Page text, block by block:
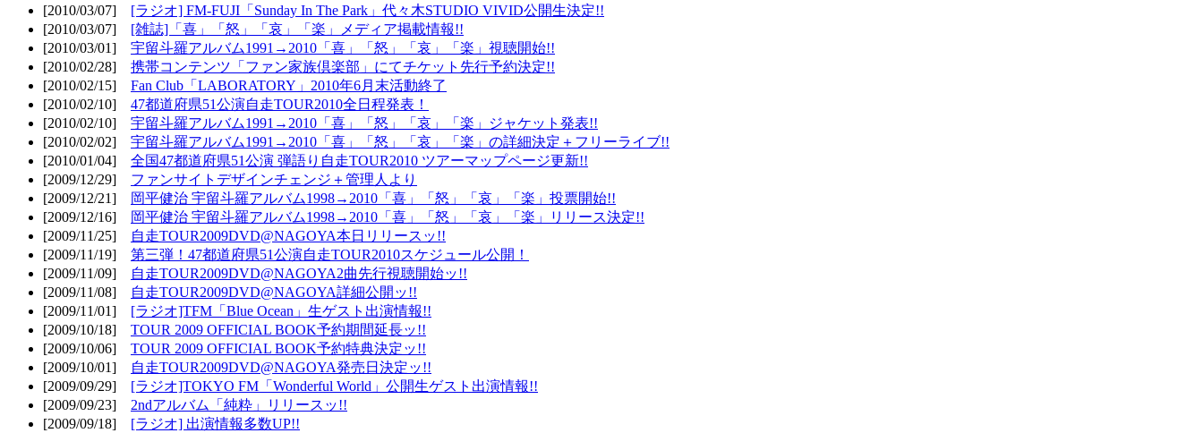
[2010/03/07] [ラジオ] FM-FUJI「Sunday In The Park」代々木STUDIO VIVID公開生決定!!
[2010/03/07] [雑誌]「喜」「怒」「哀」「楽」メディア掲載情報!!
[2010/03/01] 宇留斗羅アルバム1991→2010「喜」「怒」「哀」「楽」視聴開始!!
[2010/02/28] 携帯コンテンツ「ファン家族倶楽部」にてチケット先行予約決定!!
[2010/02/15] Fan Club「LABORATORY」2010年6月末活動終了
[2010/02/10] 47都道府県51公演自走TOUR2010全日程発表！
[2010/02/10] 宇留斗羅アルバム1991→2010「喜」「怒」「哀」「楽」ジャケット発表!!
[2010/02/02] 宇留斗羅アルバム1991→2010「喜」「怒」「哀」「楽」の詳細決定＋フリーライブ!!
[2010/01/04] 全国47都道府県51公演 弾語り自走TOUR2010 ツアーマップページ更新!!
[2009/12/29] ファンサイトデザインチェンジ＋管理人より
[2009/12/21]
岡平健治 宇留斗羅アルバム1998→2010「喜」「怒」「哀」「楽」投票開始!!
[2009/12/16]
岡平健治 宇留斗羅アルバム1998→2010「喜」「怒」「哀」「楽」リリース決定!!
[2009/11/25]
自走TOUR2009DVD@NAGOYA本日リリースッ!!
[2009/11/19] 第三弾！47都道府県51公演自走TOUR2010スケジュール公開！
[2009/11/09]
自走TOUR2009DVD@NAGOYA2曲先行視聴開始ッ!!
[2009/11/08]
自走TOUR2009DVD@NAGOYA詳細公開ッ!!
[2009/11/01] [ラジオ]TFM「Blue Ocean」生ゲスト出演情報!!
[2009/10/18] TOUR 2009 OFFICIAL BOOK予約期間延長ッ!!
[2009/10/06] TOUR 2009 OFFICIAL BOOK予約特典決定ッ!!
[2009/10/01]
自走TOUR2009DVD@NAGOYA発売日決定ッ!!
[2009/09/29] [ラジオ]TOKYO FM「Wonderful World」公開生ゲスト出演情報!!
[2009/09/23] 2ndアルバム「純粋」リリースッ!!
[2009/09/18] [ラジオ] 出演情報多数UP!!